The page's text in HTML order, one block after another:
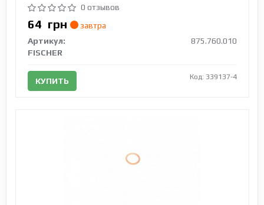
0 отзывов
64 грн
завтра
Артикул:
875.760.010
FISCHER
КУПИТЬ Код: 339137-4